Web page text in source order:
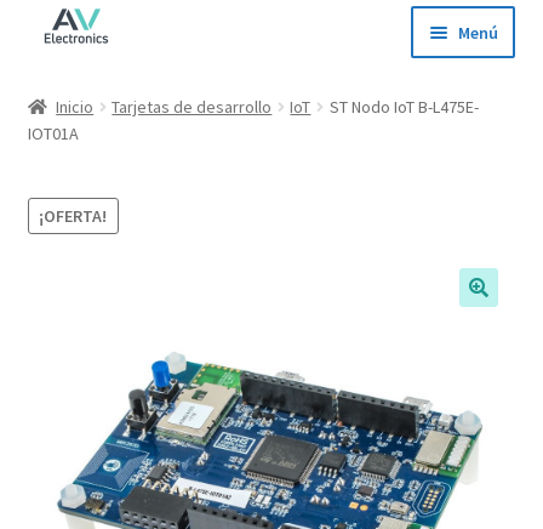
navegación
Menú
Ofertas
Inicio Tarjetas de desarrollo IoT
ST Nodo IoT B-L475E-
IOT01A
¡OFERTA!